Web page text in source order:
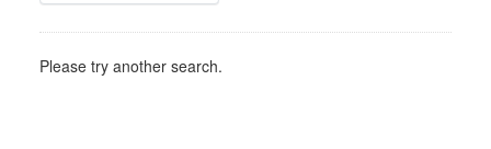
Please try another search.